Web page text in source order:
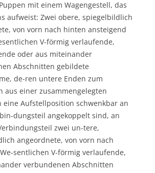
mit einem Wagengestell, das
aufweist: Zwei obere, spiegelbildlich
von vorn nach hinten ansteigend
V-förmig verlaufende,
oder aus miteinander
Abschnitten gebildete
de-ren untere Enden zum
aus einer zusammengelegten
eine Aufstellposition schwenkbar an
dungsteil angekoppelt sind, an
zwei un-tere,
angeordnete, von vorn nach
sentlichen V-förmig verlaufende,
verbundenen Abschnitten